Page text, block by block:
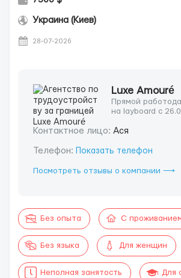
Украина (Киев)
28-07-2026
Luxe Amouré
Прямой
на layboard с
Контактное лицо: Ася
Телефон: Показать телефон
Посмотреть отзывы о компании ⟶
Без опыта С
Без языка Для женщин
Неполная занятость Для